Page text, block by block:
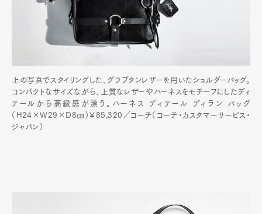
上の写真でスタイリングした、グラブタンレザーを用いたショルダーバッグ。
コンパクトなサイズながら、上質なレザーやハーネスをモチーフにしたディ
テールから高級感が漂う。ハーネス ディテール ディラン バッグ
（H24×W29×D8㎝）￥85,320／コーチ（コーチ・カスタマーサービス・
ジャパン）